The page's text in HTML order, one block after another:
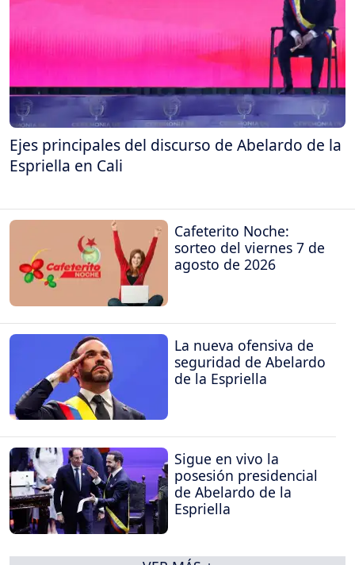
Ejes principales del discurso de Abelardo de la
Espriella en Cali
Cafeterito Noche:
sorteo del viernes 7 de
agosto de 2026
La nueva ofensiva de
seguridad de Abelardo
de la Espriella
Sigue en vivo la
posesión presidencial
de Abelardo de la
Espriella